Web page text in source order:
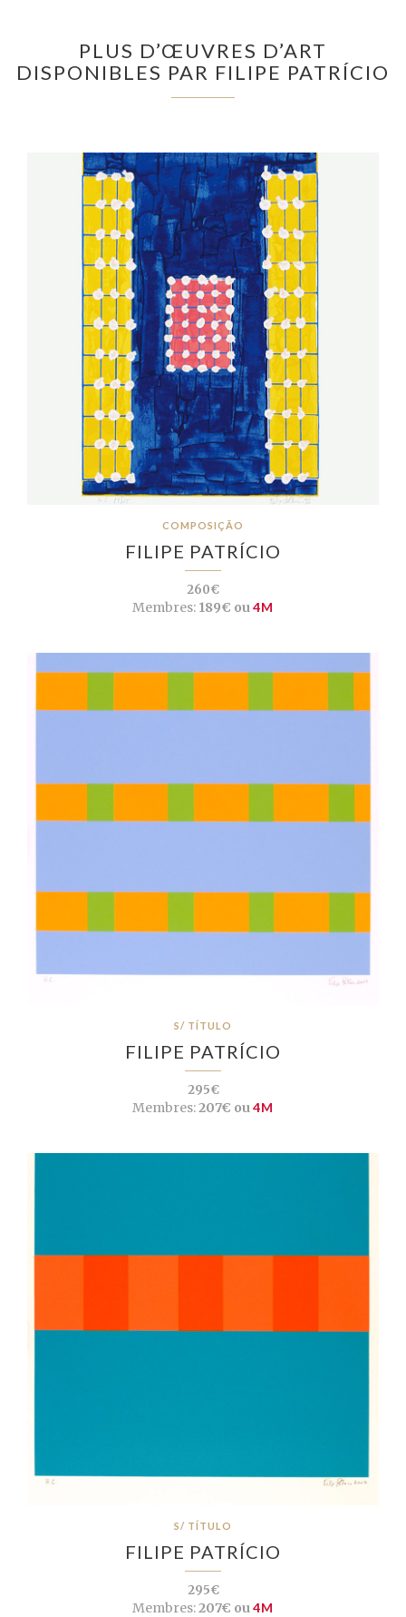
PLUS D’ŒUVRES D’ART
DISPONIBLES PAR FILIPE PATRÍCIO
COMPOSIÇÃO
FILIPE PATRÍCIO
260€
Membres: 189€ ou4M
S/ TÍTULO
FILIPE PATRÍCIO
295€
Membres:207€ ou4M
S/ TÍTULO
FILIPE PATRÍCIO
295€
Membres:207€ ou4M